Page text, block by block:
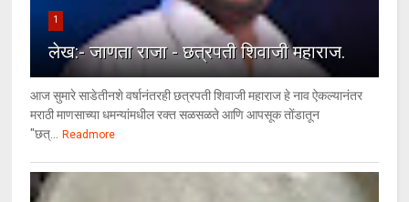
1
लेख:- जाणता राजा - छत्रपती शिवाजी महाराज.
आज सुमारे साडेतीनशे वर्षानंतरही छत्रपती शिवाजी महाराज हे नाव ऐकल्यानंतर
मराठी माणसाच्या धमन्यांमधील रक्त सळसळते आणि आपसूक तोंडातून
"छत्... Readmore